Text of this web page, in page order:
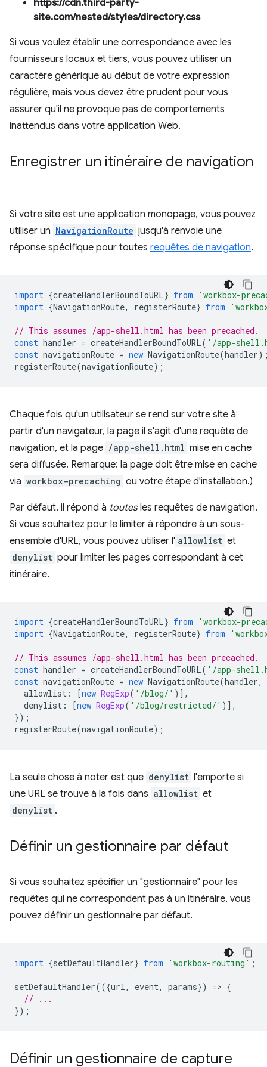
https://cdn.third-party-
site.com/nested/styles/directory.css
Si vous voulez établir une correspondance avec les
fournisseurs locaux et tiers, vous pouvez utiliser un
caractère générique au début de votre expression
régulière, mais vous devez être prudent pour vous
assurer qu'il ne provoque pas de comportements
inattendus dans votre application Web.
Enregistrer un itinéraire de navigation
Si votre site est une application monopage, vous pouvez
utiliser un NavigationRoute jusqu'à renvoie une
réponse spécifique pour toutes requêtes de navigation.
import {createHandlerBoundToURL} from
'workbox-
import {NavigationRoute, registerRoute} from
// This assumes /app-shell.html has been precached.
const handler = createHandlerBoundToURL( '/app-
const navigationRoute = new NavigationRoute(handler
registerRoute(navigationRoute);
Chaque fois qu'un utilisateur se rend sur votre site à
partir d'un navigateur, la page il s'agit d'une requête de
navigation, et la page /app-shell.html mise en cache
sera diffusée. Remarque: la page doit être mise en cache
via workbox-precaching ou votre étape d'installation.)
Par défaut, il répond à toutesles requêtes de navigation.
Si vous souhaitez pour le limiter à répondre à un sous-
ensemble d'URL, vous pouvez utiliser l' allowlist et
denylist pour limiter les pages correspondant à cet
itinéraire.
import {createHandlerBoundToURL} from
'workbox-
import {NavigationRoute, registerRoute} from
// This assumes /app-shell.html has been precached.
const handler = createHandlerBoundToURL( '/app-
const navigationRoute = new NavigationRoute(handler,
allowlist : [new RegExp( '/blog/' )],
denylist : [new RegExp( '/blog/restricted/' )],
});
registerRoute(navigationRoute);
La seule chose à noter est que denylist l'emporte si
une URL se trouve à la fois dans allowlist et
denylist .
Définir un gestionnaire par défaut
Si vous souhaitez spécifier un "gestionnaire" pour les
requêtes qui ne correspondent pas à un itinéraire, vous
pouvez définir un gestionnaire par défaut.
import {setDefaultHandler} from 'workbox-routing' ;
setDefaultHandler(({url, event, params}) => {
// ...
});
Définir un gestionnaire de capture